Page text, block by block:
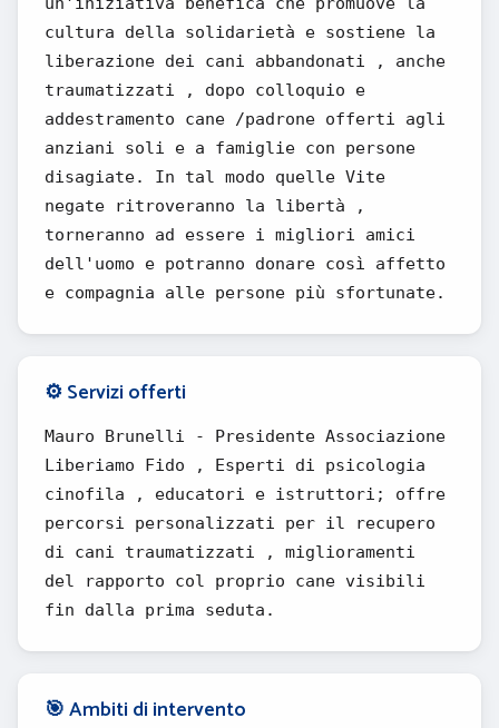
cultura della solidarietà e sostiene la
liberazione dei cani abbandonati , anche
traumatizzati , dopo colloquio e
addestramento cane /padrone offerti agli
anziani soli e a famiglie con persone
disagiate. In tal modo quelle Vite
negate ritroveranno la libertà ,
torneranno ad essere i migliori amici
dell'uomo e potranno donare così affetto
e compagnia alle persone più sfortunate.
⚙️ Servizi offerti
Mauro Brunelli - Presidente Associazione
Liberiamo Fido , Esperti di psicologia
cinofila , educatori e istruttori; offre
percorsi personalizzati per il recupero
di cani traumatizzati , miglioramenti
del rapporto col proprio cane visibili
fin dalla prima seduta.
🎯 Ambiti di intervento